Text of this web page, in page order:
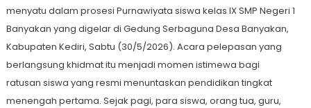
menyatu dalam prosesi Purnawiyata siswa kelas IX SMP Negeri 1
Banyakan yang digelar di Gedung Serbaguna Desa Banyakan,
Kabupaten Kediri, Sabtu (30/5/2026). Acara pelepasan yang
berlangsung khidmat itu menjadi momen istimewa bagi
ratusan siswa yang resmi menuntaskan pendidikan tingkat
menengah pertama. Sejak pagi, para siswa, orang tua, guru,